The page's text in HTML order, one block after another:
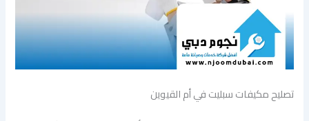
تصليح مكيفات سبليت في أم القيوين